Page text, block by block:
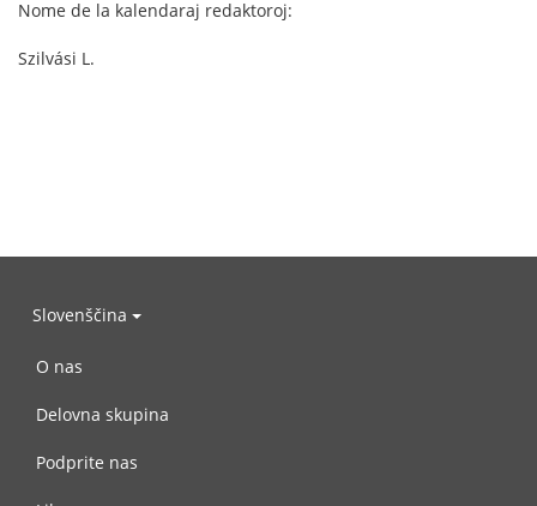
Nome de la kalendaraj redaktoroj:
Szilvási L.
Slovenščina
O nas
Delovna skupina
Podprite nas